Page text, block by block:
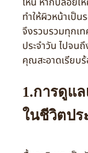
ทำให้ผิวหน้าเป็
จึงรวบรวมทุกเ
ประจำวัน ไปจน
คุณสะอาดเรียบ
1.การดูแ
ในชีวิตปร